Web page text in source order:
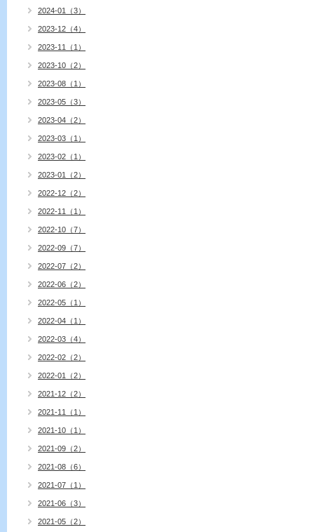
2024-01（3）
2023-12（4）
2023-11（1）
2023-10（2）
2023-08（1）
2023-05（3）
2023-04（2）
2023-03（1）
2023-02（1）
2023-01（2）
2022-12（2）
2022-11（1）
2022-10（7）
2022-09（7）
2022-07（2）
2022-06（2）
2022-05（1）
2022-04（1）
2022-03（4）
2022-02（2）
2022-01（2）
2021-12（2）
2021-11（1）
2021-10（1）
2021-09（2）
2021-08（6）
2021-07（1）
2021-06（3）
2021-05（2）